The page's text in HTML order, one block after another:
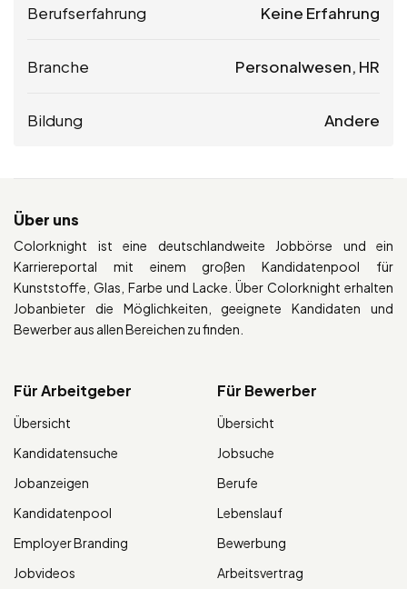
Berufserfahrung Keine Erfahrung
Branche Personalwesen, HR
Bildung Andere
Über uns
Colorknight ist eine deutschlandweite Jobbörse und ein
Karriereportal mit einem großen Kandidatenpool für
Kunststoffe, Glas, Farbe und Lacke. Über Colorknight erhalten
Jobanbieter die Möglichkeiten, geeignete Kandidaten und
Bewerber aus allen Bereichen zu finden.
Für Arbeitgeber
Übersicht
Kandidatensuche
Jobanzeigen
Kandidatenpool
Employer Branding
Jobvideos
Für Bewerber
Übersicht
Jobsuche
Berufe
Lebenslauf
Bewerbung
Arbeitsvertrag